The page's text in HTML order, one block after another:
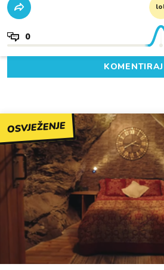
0
KOMENTIRAJ
OSVJEŽENJE